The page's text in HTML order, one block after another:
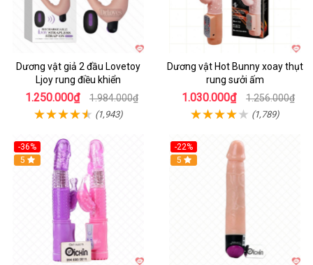
Dương vật giả 2 đầu Lovetoy
Ljoy rung điều khiển
1.250.000₫ 1.984.000₫
(1,943)
Dương vật Hot Bunny xoay thụt
rung sưởi ấm
1.030.000₫ 1.256.000₫
(1,789)
-36%
Hot
5
-22%
Hot
5